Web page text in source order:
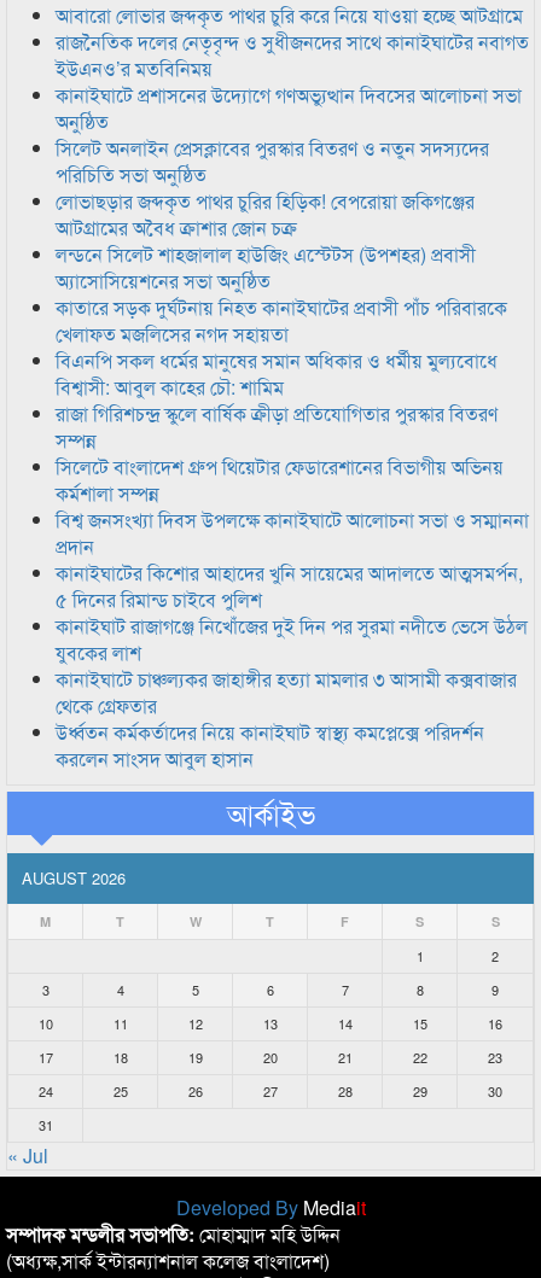
আবারো লোভার জব্দকৃত পাথর চুরি করে নিয়ে যাওয়া হচ্ছে আটগ্রামে
রাজনৈতিক দলের নেতৃবৃন্দ ও সুধীজনদের সাথে কানাইঘাটের নবাগত
ইউএনও’র মতবিনিময়
কানাইঘাটে প্রশাসনের উদ্যোগে গণঅভ্যুত্থান দিবসের আলোচনা সভা
অনুষ্ঠিত
সিলেট অনলাইন প্রেসক্লাবের পুরস্কার বিতরণ ও নতুন সদস্যদের
পরিচিতি সভা অনুষ্ঠিত
লোভাছড়ার জব্দকৃত পাথর চুরির হিড়িক! বেপরোয়া জকিগঞ্জের
আটগ্রামের অবৈধ ক্রাশার জোন চক্র
লন্ডনে সিলেট শাহজালাল হাউজিং এস্টেটস (উপশহর) প্রবাসী
অ্যাসোসিয়েশনের সভা অনুষ্ঠিত
কাতারে সড়ক দুর্ঘটনায় নিহত কানাইঘাটের প্রবাসী পাঁচ পরিবারকে
খেলাফত মজলিসের নগদ সহায়তা
বিএনপি সকল ধর্মের মানুষের সমান অধিকার ও ধর্মীয় মুল্যবোধে
বিশ্বাসী: আবুল কাহের চৌ: শামিম
রাজা গিরিশচন্দ্র স্কুলে বার্ষিক ক্রীড়া প্রতিযোগিতার পুরস্কার বিতরণ
সম্পন্ন
সিলেটে বাংলাদেশ গ্রুপ থিয়েটার ফেডারেশানের বিভাগীয় অভিনয়
কর্মশালা সম্পন্ন
বিশ্ব জনসংখ্যা দিবস উপলক্ষে কানাইঘাটে আলোচনা সভা ও সম্মাননা
প্রদান
কানাইঘাটের কিশোর আহাদের খুনি সায়েমের আদালতে আত্মসমর্পন,
৫ দিনের রিমান্ড চাইবে পুলিশ
কানাইঘাট রাজাগঞ্জে নিখোঁজের দুই দিন পর সুরমা নদীতে ভেসে উঠল
যুবকের লাশ
কানাইঘাটে চাঞ্চল্যকর জাহাঙ্গীর হত্যা মামলার ৩ আসামী কক্সবাজার
থেকে গ্রেফতার
উর্ধ্বতন কর্মকর্তাদের নিয়ে কানাইঘাট স্বাস্থ্য কমপ্লেক্সে পরিদর্শন
করলেন সাংসদ আবুল হাসান
আর্কাইভ
AUGUST 2026
M T W T F S S
1
2
3
4 5 6 7 8
9
10
11 12 13 14 15
16
17
18 19 20 21 22
23
24
25 26 27 28 29
30
31
« Jul
Developed By Mediait
সম্পাদক মন্ডলীর সভাপতি: মোহাম্মাদ মহি উদ্দিন
(অধ্যক্ষ,সার্ক ইন্টারন্যাশনাল কলেজ বাংলাদেশ)